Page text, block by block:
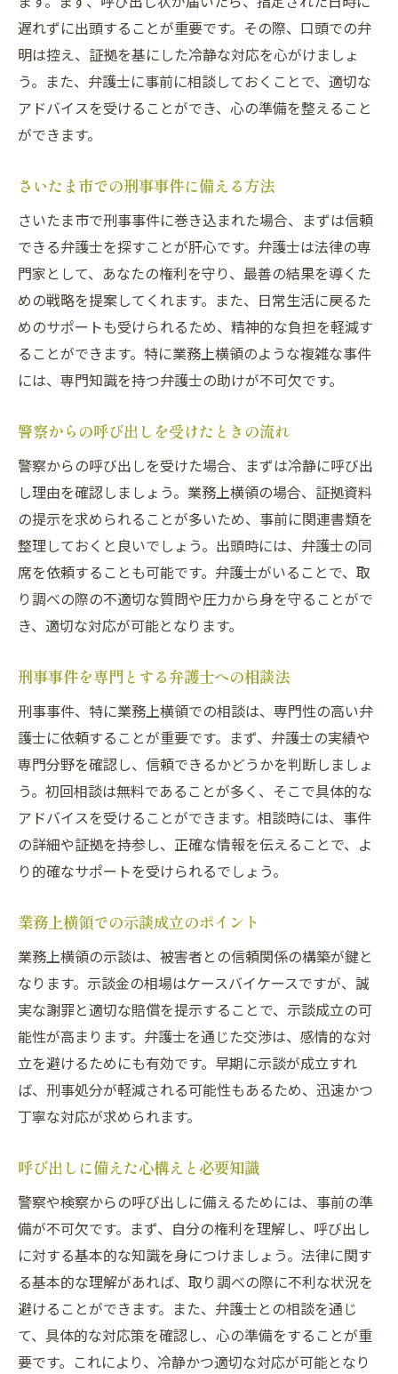
遅れずに出頭することが重要です。その際、口頭での弁
明は控え、証拠を基にした冷静な対応を心がけましょ
う。また、弁護士に事前に相談しておくことで、適切な
アドバイスを受けることができ、心の準備を整えること
ができます。
さいたま市での刑事事件に備える方法
さいたま市で刑事事件に巻き込まれた場合、まずは信頼
できる弁護士を探すことが肝心です。弁護士は法律の専
門家として、あなたの権利を守り、最善の結果を導くた
めの戦略を提案してくれます。また、日常生活に戻るた
めのサポートも受けられるため、精神的な負担を軽減す
ることができます。特に業務上横領のような複雑な事件
には、専門知識を持つ弁護士の助けが不可欠です。
警察からの呼び出しを受けたときの流れ
警察からの呼び出しを受けた場合、まずは冷静に呼び出
し理由を確認しましょう。業務上横領の場合、証拠資料
の提示を求められることが多いため、事前に関連書類を
整理しておくと良いでしょう。出頭時には、弁護士の同
席を依頼することも可能です。弁護士がいることで、取
り調べの際の不適切な質問や圧力から身を守ることがで
き、適切な対応が可能となります。
刑事事件を専門とする弁護士への相談法
刑事事件、特に業務上横領での相談は、専門性の高い弁
護士に依頼することが重要です。まず、弁護士の実績や
専門分野を確認し、信頼できるかどうかを判断しましょ
う。初回相談は無料であることが多く、そこで具体的な
アドバイスを受けることができます。相談時には、事件
の詳細や証拠を持参し、正確な情報を伝えることで、よ
り的確なサポートを受けられるでしょう。
業務上横領での示談成立のポイント
業務上横領の示談は、被害者との信頼関係の構築が鍵と
なります。示談金の相場はケースバイケースですが、誠
実な謝罪と適切な賠償を提示することで、示談成立の可
能性が高まります。弁護士を通じた交渉は、感情的な対
立を避けるためにも有効です。早期に示談が成立すれ
ば、刑事処分が軽減される可能性もあるため、迅速かつ
丁寧な対応が求められます。
呼び出しに備えた心構えと必要知識
警察や検察からの呼び出しに備えるためには、事前の準
備が不可欠です。まず、自分の権利を理解し、呼び出し
に対する基本的な知識を身につけましょう。法律に関す
る基本的な理解があれば、取り調べの際に不利な状況を
避けることができます。また、弁護士との相談を通じ
て、具体的な対応策を確認し、心の準備をすることが重
要です。これにより、冷静かつ適切な対応が可能となり